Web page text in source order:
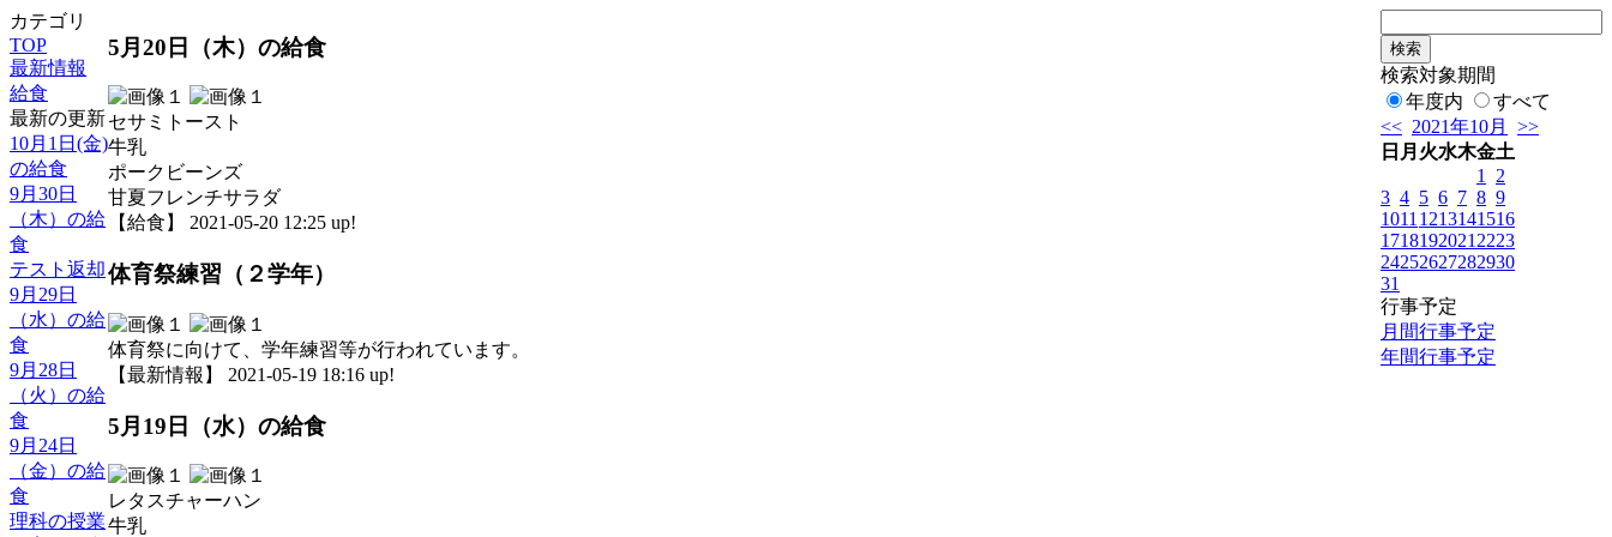
カテゴリ
TOP
最新情報
給食
最新の更新
10月1日(金)
の給食
9月30日
（木）の給
食
テスト返却
9月29日
（水）の給
食
9月28日
（火）の給
食
9月24日
（金）の給
食
理科の授業
5月20日（木）の給食
セサミトースト
牛乳
ポークビーンズ
甘夏フレンチサラダ
【給食】 2021-05-20 12:25 up!
体育祭練習（２学年）
体育祭に向けて、学年練習等が行われています。
【最新情報】 2021-05-19 18:16 up!
5月19日（水）の給食
レタスチャーハン
牛乳
検索対象期間
年度内
すべて
<< 2021年10月
>>
日 月 火水木金土
1
2
3 4 5 6 7 8 9
1011 1213141516
1718192021 2223
24252627282930
31
行事予定
月間行事予定
年間行事予定